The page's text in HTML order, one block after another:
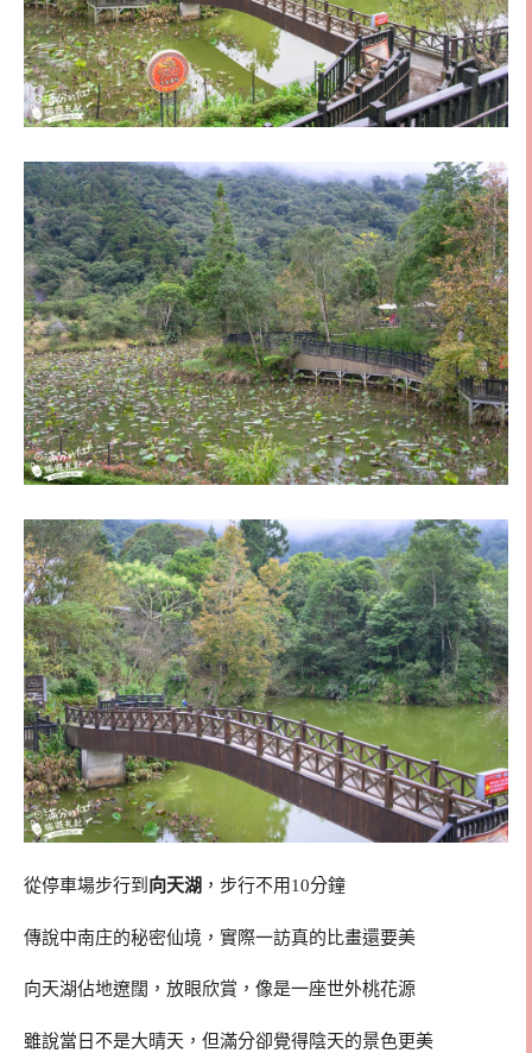
從停車場步行到 向天湖 ，步行不用10分鐘
傳說中南庄的秘密仙境，實際一訪真的比畫還要美
向天湖佔地遼闊，放眼欣賞，像是一座世外桃花源
雖說當日不是大晴天，但滿分卻覺得陰天的景色更美